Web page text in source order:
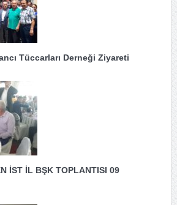
Tüccarları Derneği Ziyareti
İST İL BŞK TOPLANTISI 09